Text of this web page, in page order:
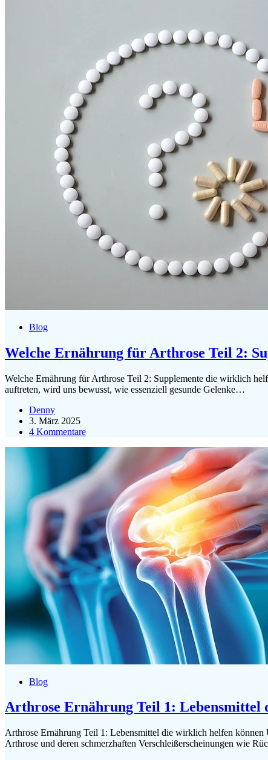
Blog
Welche Ernährung für Arthrose Teil 2:
Welche Ernährung für Arthrose Teil 2: Supplemente die wirklich
auftreten, wird uns bewusst, wie essenziell gesunde Gelenke…
Denny
3. März 2025
4 Kommentare
Blog
Arthrose Ernährung Teil 1: Lebensmittel
Arthrose Ernährung Teil 1: Lebensmittel die wirklich helfen
Arthrose und deren schmerzhaften Verschleißerscheinungen wie